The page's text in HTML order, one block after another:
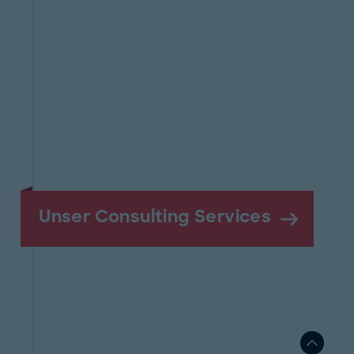
Unser Consulting Services